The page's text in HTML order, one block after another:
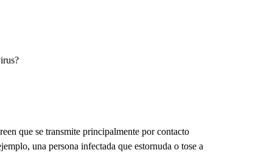
que se transmite principalmente por contacto
una persona infectada que estornuda o tose a